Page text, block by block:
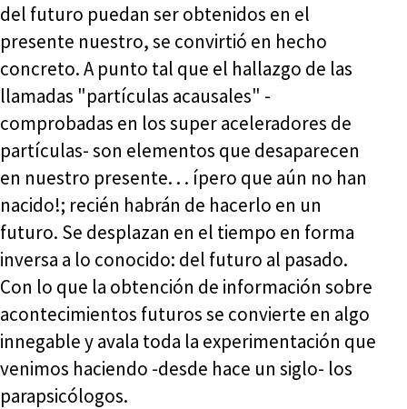
del futuro puedan ser obtenidos en el
presente nuestro, se convirtió en hecho
concreto. A punto tal que el hallazgo de las
llamadas "partículas acausales" -
comprobadas en los super aceleradores de
partículas- son elementos que desaparecen
en nuestro presente. . . ípero que aún no han
nacido!; recién habrán de hacerlo en un
futuro. Se desplazan en el tiempo en forma
inversa a lo conocido: del futuro al pasado.
Con lo que la obtención de información sobre
acontecimientos futuros se convierte en algo
innegable y avala toda la experimentación que
venimos haciendo -desde hace un siglo- los
parapsicólogos.